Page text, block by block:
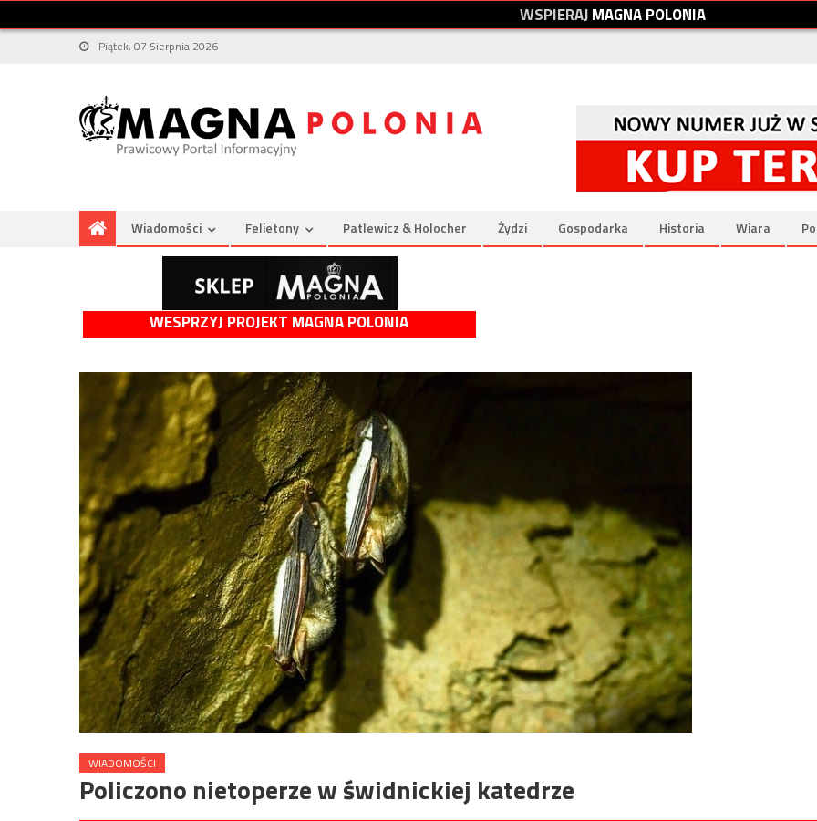
WSPIERAJMAGNAPOLONIA
Piątek, 07 Sierpnia 2026
Wiadomości Felietony Patlewicz & Holocher Żydzi Gospodarka Historia Wiara
WESPRZYJ PROJEKT MAGNA POLONIA
WIADOMOŚCI
Policzono nietoperze w świdnickiej katedrze